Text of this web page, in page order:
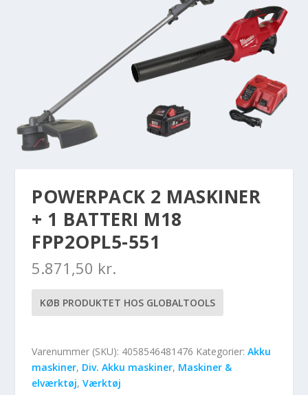
POWERPACK 2 MASKINER
+ 1 BATTERI M18
FPP2OPL5-551
5.871,50 kr.
KØB PRODUKTET HOS GLOBALTOOLS
Varenummer (SKU): 4058546481476 Kategorier:Akku
maskiner, Div. Akku maskiner, Maskiner &
elværktøj,Værktøj